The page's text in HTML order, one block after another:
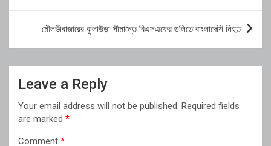
মৌলভীবাজারের কুলাউড়া সীমান্তে বিএসএফের গুলিতে বাংলাদেশি নিহত
Leave a Reply
Your email address will not be published. Required fields
are marked *
Comment *